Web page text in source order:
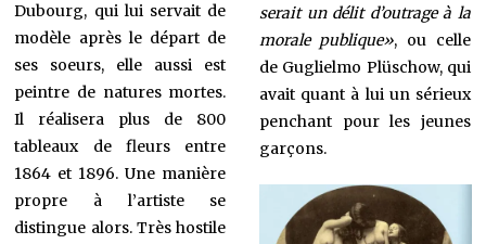
Dubourg, qui lui servait de
modèle après le départ de
ses soeurs, elle aussi est
peintre de natures mortes.
Il réalisera plus de 800
tableaux de fleurs entre
1864 et 1896. Une manière
propre à l’artiste se
distingue alors. Très hostile
serait un délit d’outrage à la
morale publique», ou celle
de Guglielmo Plüschow, qui
avait quant à lui un sérieux
penchant pour les jeunes
garçons.